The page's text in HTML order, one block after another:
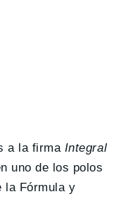
a la firma Integral
uno de los polos
la Fórmula y